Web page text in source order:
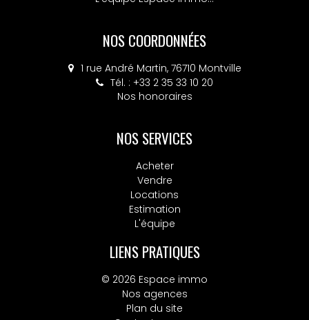
NOS COORDONNÉES
4 place Colbert, 76130 Mont-Saint-Aignan
Tél. : +33 2 32 10 52 14
Nos honoraires
NOS SERVICES
Acheter
Vendre
Locations
Estimation
L'équipe
LIENS PRATIQUES
© 2026 Espace immo
Nos agences
Plan du site